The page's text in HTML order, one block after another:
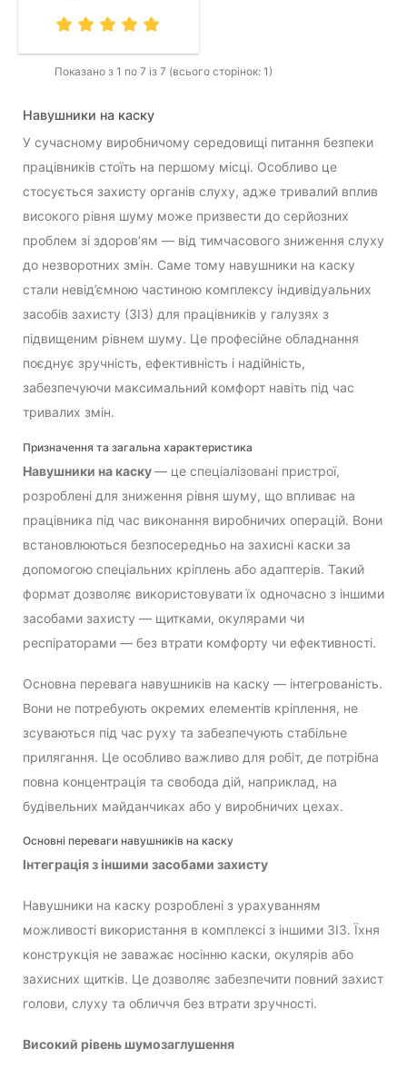
Показано з 1 по 7 із 7 (всього сторінок: 1)
Навушники на каску
У сучасному виробничому середовищі питання безпеки
працівників стоїть на першому місці. Особливо це
стосується захисту органів слуху, адже тривалий вплив
високого рівня шуму може призвести до серйозних
проблем зі здоров’ям — від тимчасового зниження слуху
до незворотних змін. Саме тому навушники на каску
стали невід’ємною частиною комплексу індивідуальних
засобів захисту (ЗІЗ) для працівників у галузях з
підвищеним рівнем шуму. Це професійне обладнання
поєднує зручність, ефективність і надійність,
забезпечуючи максимальний комфорт навіть під час
тривалих змін.
Призначення та загальна характеристика
Навушники на каску— це спеціалізовані пристрої,
розроблені для зниження рівня шуму, що впливає на
працівника під час виконання виробничих операцій. Вони
встановлюються безпосередньо на захисні каски за
допомогою спеціальних кріплень або адаптерів. Такий
формат дозволяє використовувати їх одночасно з іншими
засобами захисту — щитками, окулярами чи
респіраторами — без втрати комфорту чи ефективності.
Основна перевага навушників на каску — інтегрованість.
Вони не потребують окремих елементів кріплення, не
зсуваються під час руху та забезпечують стабільне
прилягання. Це особливо важливо для робіт, де потрібна
повна концентрація та свобода дій, наприклад, на
будівельних майданчиках або у виробничих цехах.
Основні переваги навушників на каску
Інтеграція з іншими засобами захисту
Навушники на каску розроблені з урахуванням
можливості використання в комплексі з іншими ЗІЗ. Їхня
конструкція не заважає носінню каски, окулярів або
захисних щитків. Це дозволяє забезпечити повний захист
голови, слуху та обличчя без втрати зручності.
Високий рівень шумозаглушення